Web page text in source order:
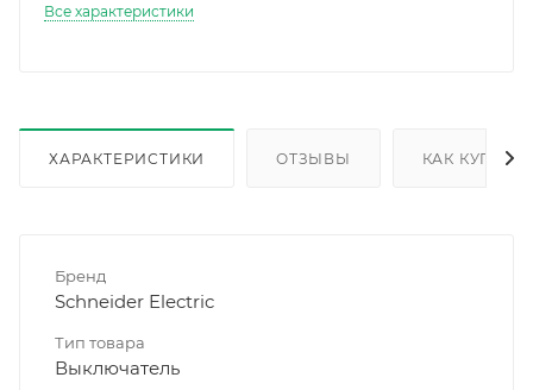
Все характеристики
ХАРАКТЕРИСТИКИ ОТЗЫВЫ КАК КУПИТЬ
Бренд
Schneider Electric
Тип товара
Выключатель